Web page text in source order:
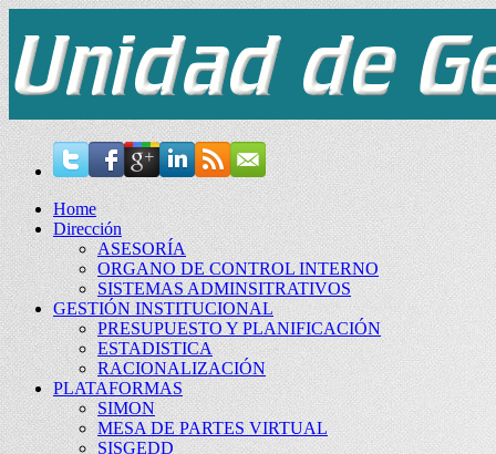
Home
Dirección
ASESORÍA
ORGANO DE CONTROL INTERNO
SISTEMAS ADMINSITRATIVOS
GESTIÓN INSTITUCIONAL
PRESUPUESTO Y PLANIFICACIÓN
ESTADISTICA
RACIONALIZACIÓN
PLATAFORMAS
SIMON
MESA DE PARTES VIRTUAL
SISGEDD